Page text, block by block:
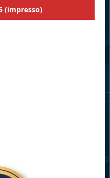
(impresso)